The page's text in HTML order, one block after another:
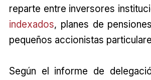
reparte entre inversores
indexados, planes de
pequeños accionistas
Según el informe de